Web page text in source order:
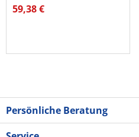
3067 50cm inox
59,38 €
Persönliche Beratung